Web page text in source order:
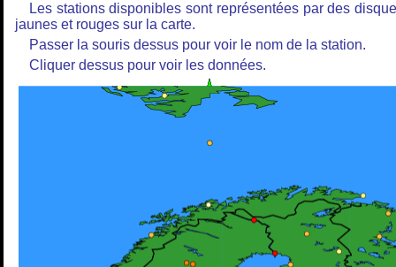
Les stations disponibles sont représentées par des
jaunes et rouges sur la carte.
Passer la souris dessus pour voir le nom de la station.
Cliquer dessus pour voir les données.